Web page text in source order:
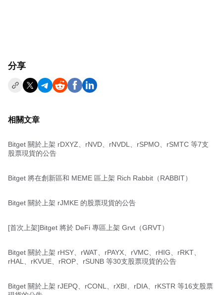
分享
相關文章
Bitget 關於上架 rDXYZ、rNVD、rNVDL、rSPMO、rSMTC 等7支
股票現貨的公告
Bitget 將在創新區和 MEME 區上架 Rich Rabbit（RABBIT）
Bitget 關於上架 rJMKE 的股票現貨的公告
[首次上架]Bitget 將於 DeFi 專區上架 Grvt（GRVT）
Bitget 關於上架 rHSY、rWAT、rPAYX、rVMC、rHIG、rRKT、
rHAL、rKVUE、rROP、rSUNB 等30支股票現貨的公告
Bitget 關於上架 rJEPQ、rCONL、rXBI、rDIA、rKSTR 等16支股票